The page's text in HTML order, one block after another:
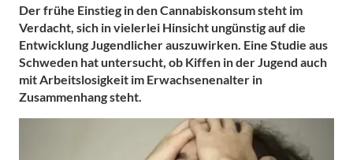
Der frühe Einstieg in den Cannabiskonsum steht im
Verdacht, sich in vielerlei Hinsicht ungünstig auf die
Entwicklung Jugendlicher auszuwirken. Eine Studie aus
Schweden hat untersucht, ob Kiffen in der Jugend auch
mit Arbeitslosigkeit im Erwachsenenalter in
Zusammenhang steht.